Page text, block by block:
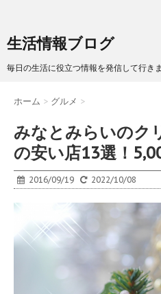
生活情報ブログ
毎日の生活に役立つ情報を発信して行きま
ホーム > グルメ >
みなとみらいのク
の安い店13選！
2016/09/19 2022/10/08